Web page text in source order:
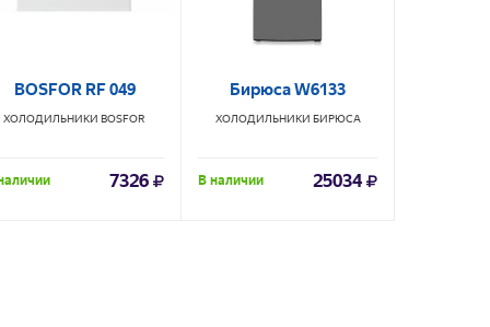
BOSFOR RF 049
ХОЛОДИЛЬНИКИ BOSFOR
7326
Бирюса W6133
ХОЛОДИЛЬНИКИ БИРЮСА
В наличии 25034